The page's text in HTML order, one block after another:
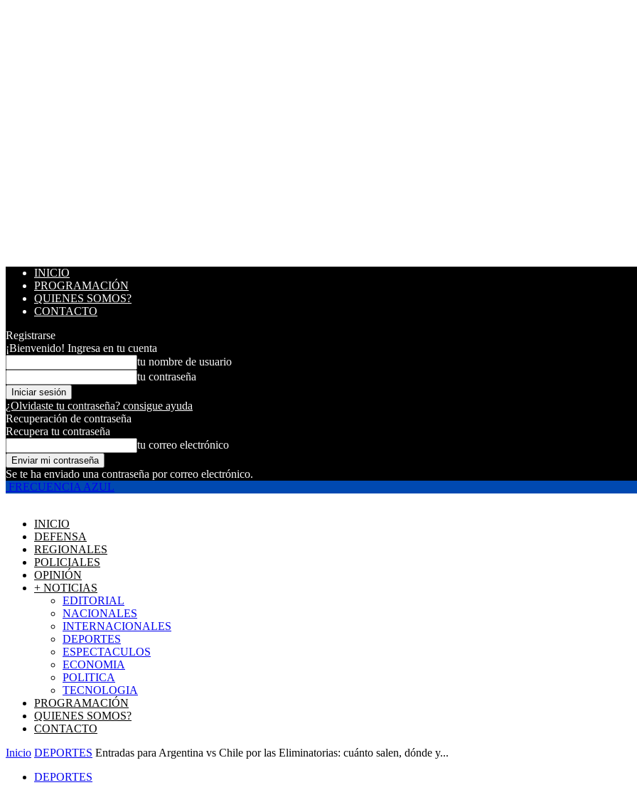
INICIO
PROGRAMACIÓN
QUIENES SOMOS?
CONTACTO
Registrarse
¡Bienvenido! Ingresa en tu cuenta
tu nombre de usuario
tu contraseña
¿Olvidaste tu contraseña? consigue ayuda
Recuperación de contraseña
Recupera tu contraseña
tu correo electrónico
Se te ha enviado una contraseña por correo electrónico.
FRECUENCIA AZUL
INICIO
DEFENSA
REGIONALES
POLICIALES
OPINIÓN
+ NOTICIAS
EDITORIAL
NACIONALES
INTERNACIONALES
DEPORTES
ESPECTACULOS
ECONOMIA
POLITICA
TECNOLOGIA
PROGRAMACIÓN
QUIENES SOMOS?
CONTACTO
Inicio DEPORTES Entradas para Argentina vs Chile por las Eliminatorias: cuánto salen, dónde y...
DEPORTES